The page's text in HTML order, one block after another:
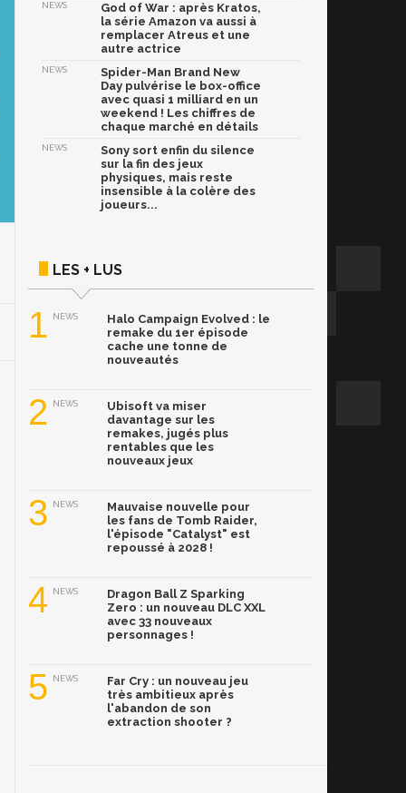
NEWS
God of War : après Kratos,
la série Amazon va aussi à
remplacer Atreus et une
autre actrice
NEWS
Spider-Man Brand New
Day pulvérise le box-office
avec quasi 1 milliard en un
weekend ! Les chiffres de
chaque marché en détails
NEWS
Sony sort enfin du silence
sur la fin des jeux
physiques, mais reste
insensible à la colère des
joueurs...
LES + LUS
1 NEWS
Halo Campaign Evolved : le
remake du 1er épisode
cache une tonne de
nouveautés
2 NEWS
Ubisoft va miser
davantage sur les
remakes, jugés plus
rentables que les
nouveaux jeux
3 NEWS
Mauvaise nouvelle pour
les fans de Tomb Raider,
l'épisode "Catalyst" est
repoussé à 2028 !
4 NEWS
Dragon Ball Z Sparking
Zero : un nouveau DLC XXL
avec 33 nouveaux
personnages !
5 NEWS
Far Cry : un nouveau jeu
très ambitieux après
l'abandon de son
extraction shooter ?